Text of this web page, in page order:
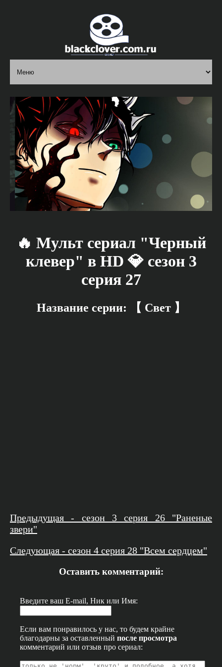
🔥 Мульт сериал "Черный
клевер" в HD 💎 сезон 3
серия 27
Название серии: 【 Свет 】
Предыдущая - сезон 3 серия 26 "Раненые
звери"
Следующая - сезон 4 серия 28 "Всем сердцем"
Оставить комментарий:
Введите ваш E-mail, Ник или Имя:
Если вам понравилось у нас, то будем крайне
благодарны за оставленный после просмотра
комментарий или отзыв про сериал: